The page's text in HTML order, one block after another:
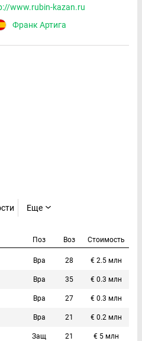
www.rubin-kazan.ru
Франк Артига
Еще
Поз Воз Стоимость
Вра 28 € 2.5 млн
Вра 35 € 0.3 млн
Вра 27 € 0.3 млн
Вра 21 € 0.2 млн
Защ 21 € 5 млн